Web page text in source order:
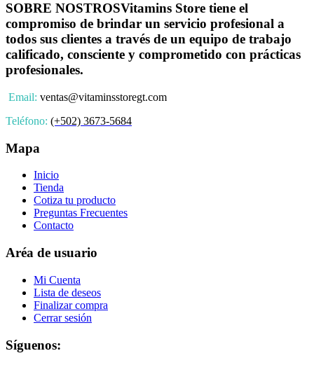
SOBRE NOSTROSVitamins Store tiene el
compromiso de brindar un servicio profesional a
todos sus clientes a través de un equipo de trabajo
calificado, consciente y comprometido con prácticas
profesionales.
Email: ventas@vitaminsstoregt.com
Teléfono: (+502) 3673-5684
Mapa
Inicio
Tienda
Cotiza tu producto
Preguntas Frecuentes
Contacto
Aréa de usuario
Mi Cuenta
Lista de deseos
Finalizar compra
Cerrar sesión
Síguenos: